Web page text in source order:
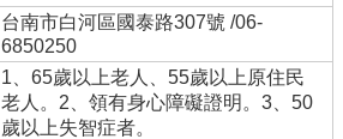
台南市白河區國泰路307號 /06-
6850250
1、65歲以上老人、55歲以上原住民
老人。2、領有身心障礙證明。3、50
歲以上失智症者。